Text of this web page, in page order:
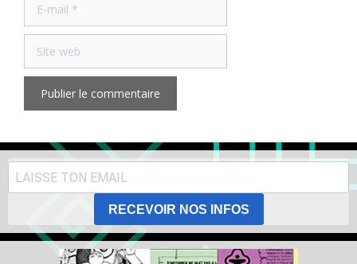
mail
web
RECEVOIR NOS INFOS